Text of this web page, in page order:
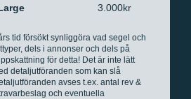
3.000kr
tid försökt synliggöra vad segel och
dels i annonser och dels på
för detta! Det är inte lätt
detaljutföranden som kan slå
avses t.ex. antal rev &
och eventuella